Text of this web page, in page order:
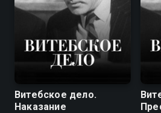
Витебское дело.
Наказание